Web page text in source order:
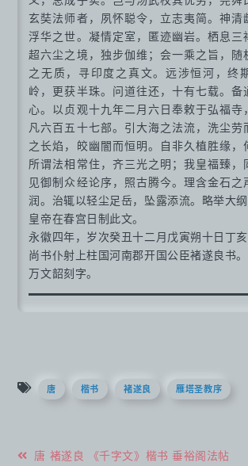
玄奘法师者，夙怀聪令，立志夷简。神清
浮华之世。凝情定室，匿迹幽岩。栖息三
超六尘之境，独步伽维；会一乘之旨，随
之无质，寻印度之真文。远涉恒河，终
岭，更获半珠。问道往还，十有七载。备
心。以贞观十九年二月六日奉敕于弘福寺
凡六百五十七部。引大海之法流，洗尘劳
之长焰，皎幽闇而恒明。自非久植胜缘，
所谓法相常住，齐三光之明；我皇福臻，
见御制众经论序，照古腾今。理含金石之
润。治辄以轻尘足岳，坠露添流。略举大纲
皇帝在春宫日制此文。
永徽四年，岁次癸丑十二月戊寅朔十日丁亥
尚书仆射上柱国河南郡开国公臣褚遂良书。
万文韶刻字。
唐 楷书 褚遂良 雁塔圣教序
文 唐 褚遂良 《千字文》楷书 垂裕阁法帖